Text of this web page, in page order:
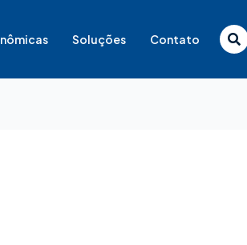
Soluções Contato